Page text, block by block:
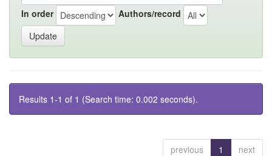
In order Authors/record
Results 1-1 of 1 (Search time: 0.002 seconds).
previous 1 next